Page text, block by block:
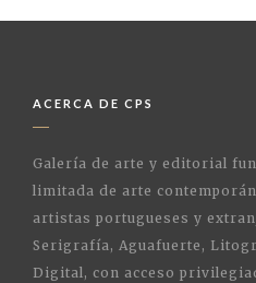
ACERCA DE CPS
Galería de arte y editorial
limitada de arte
artistas portugueses y
Serigrafía, Aguafuerte,
Digital, con acceso